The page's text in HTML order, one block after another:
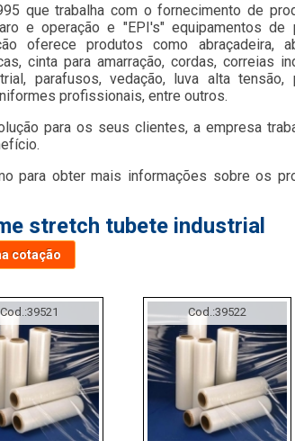
que trabalha com o fornecimento de
e operação e "EPI's" equipamentos de
oferece produtos como abraçadeira,
cinta para amarração, cordas, correias
parafusos, vedação, luva alta tensão,
profissionais, entre outros.
para os seus clientes, a empresa
para obter mais informações sobre os
stretch tubete industrial
cotação
Cod.:39521 Cod.:39522